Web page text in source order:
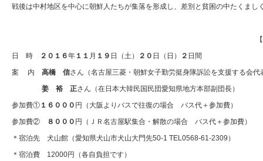
戦後は中村地区を中心に朝鮮人たちが集落を形成し、差別と貧困の中たくま
日 時
２０１６年 １１ 月 １９ 日（土） ２０ 日（日） ２ 日間
案 内 高橋 信さん（名古屋三菱・朝鮮女子勤労挺身隊訴訟を支援する会代
姜 裕 正さん（在日本大韓民国民団愛知県地方本部副団長）
参加費① １６０００ 円（大阪よりバスで往復の場合 バス代＋参加費）
参加費②
８０００ 円（ＪＲ名古屋駅集合・解散の場合 バス代＋参加費）
＊宿泊先 犬山館（愛知県犬山市犬山大門先50-1 TEL0568-61-2309）
＊宿泊費 12000円（各自負担です）